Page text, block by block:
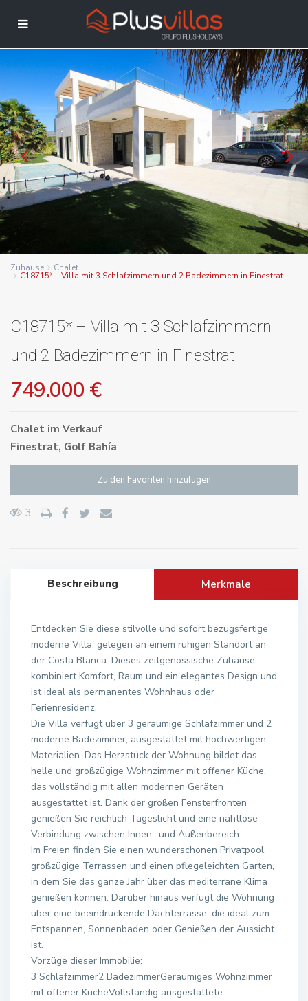
Zuhause Chalet
C18715* – Villa mit 3 Schlafzimmern und 2 Badezimmern in Finestrat
C18715* – Villa mit 3 Schlafzimmern
und 2 Badezimmern in Finestrat
749.000 €
Chalet im Verkauf
Finestrat, Golf Bahía
Zu den Favoriten hinzufügen
3
Beschreibung Merkmale
Entdecken Sie diese stilvolle und sofort bezugsfertige
moderne Villa, gelegen an einem ruhigen Standort an
der Costa Blanca. Dieses zeitgenössische Zuhause
kombiniert Komfort, Raum und ein elegantes Design und
ist ideal als permanentes Wohnhaus oder
Ferienresidenz.
Die Villa verfügt über 3 geräumige Schlafzimmer und 2
moderne Badezimmer, ausgestattet mit hochwertigen
Materialien. Das Herzstück der Wohnung bildet das
helle und großzügige Wohnzimmer mit offener Küche,
das vollständig mit allen modernen Geräten
ausgestattet ist. Dank der großen Fensterfronten
genießen Sie reichlich Tageslicht und eine nahtlose
Verbindung zwischen Innen- und Außenbereich.
Im Freien finden Sie einen wunderschönen Privatpool,
großzügige Terrassen und einen pflegeleichten Garten,
in dem Sie das ganze Jahr über das mediterrane Klima
genießen können. Darüber hinaus verfügt die Wohnung
über eine beeindruckende Dachterrasse, die ideal zum
Entspannen, Sonnenbaden oder Genießen der Aussicht
ist.
Vorzüge dieser Immobilie:
3 Schlafzimmer2 BadezimmerGeräumiges Wohnzimmer
mit offener KücheVollständig ausgestattete